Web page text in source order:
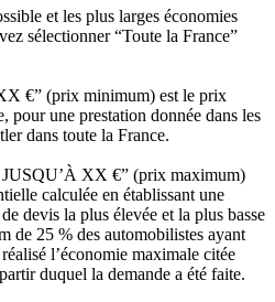
et les plus larges économies
sélectionner “Toute la France”
€” (prix minimum) est le prix
pour une prestation donnée dans les
dans toute la France.
XX €” (prix maximum)
calculée en établissant une
devis la plus élevée et la plus basse
de 25 % des automobilistes ayant
l’économie maximale citée
duquel la demande a été faite.